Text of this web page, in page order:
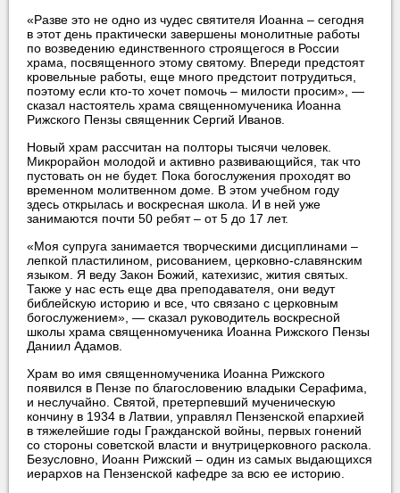
«Разве это не одно из чудес святителя Иоанна – сегодня
в этот день практически завершены монолитные работы
по возведению единственного строящегося в России
храма, посвященного этому святому. Впереди предстоят
кровельные работы, еще много предстоит потрудиться,
поэтому если кто-то хочет помочь – милости просим», —
сказал настоятель храма священномученика Иоанна
Рижского Пензы священник Сергий Иванов.
Новый храм рассчитан на полторы тысячи человек.
Микрорайон молодой и активно развивающийся, так что
пустовать он не будет. Пока богослужения проходят во
временном молитвенном доме. В этом учебном году
здесь открылась и воскресная школа. И в ней уже
занимаются почти 50 ребят – от 5 до 17 лет.
«Моя супруга занимается творческими дисциплинами –
лепкой пластилином, рисованием, церковно-славянским
языком. Я веду Закон Божий, катехизис, жития святых.
Также у нас есть еще два преподавателя, они ведут
библейскую историю и все, что связано с церковным
богослужением», — сказал руководитель воскресной
школы храма священномученика Иоанна Рижского Пензы
Даниил Адамов.
Храм во имя священномученика Иоанна Рижского
появился в Пензе по благословению владыки Серафима,
и неслучайно. Святой, претерпевший мученическую
кончину в 1934 в Латвии, управлял Пензенской епархией
в тяжелейшие годы Гражданской войны, первых гонений
со стороны советской власти и внутрицерковного раскола.
Безусловно, Иоанн Рижский – один из самых выдающихся
иерархов на Пензенской кафедре за всю ее историю.